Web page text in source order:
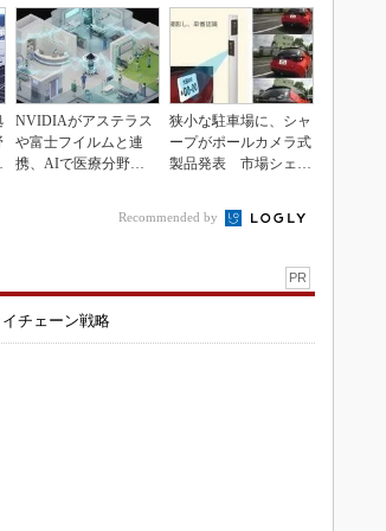
NVIDIAがアステラス
や富士フイルムと連
携、AIで医療分野支
狭小な駐車場に、シャ
ープがポールカメラ式
製品発表 市場シェア
Recommended by
PR
チェーン戦略